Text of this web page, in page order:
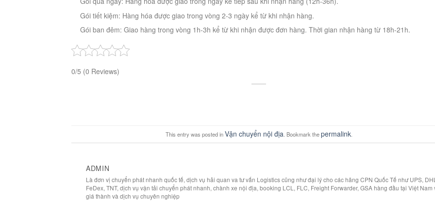
Gói tiết kiệm: Hàng hóa được giao trong vòng 2-3 ngày kể từ khi nhận hàng.
Gói ban đêm: Giao hàng trong vòng 1h-3h kể từ khi nhận được đơn hàng. Thời gian nhận hàng từ 18h-21h.
0/5 (0 Reviews)
This entry was posted inVận chuyển nội địa . Bookmark thepermalink.
ADMIN
Là đơn vị chuyển phát nhanh quốc tế, dịch vụ hải quan va tư vấn Logistics cũng như đại lý cho các hãng CPN Quốc Tế như UPS, DHL
FeDex, TNT, dịch vụ vận tải chuyển phát nhanh, chành xe nội địa, booking LCL, FLC, Freight Forwarder, GSA hàng đầu tại Việt Nam
giá thành và dịch vụ chuyên nghiệp